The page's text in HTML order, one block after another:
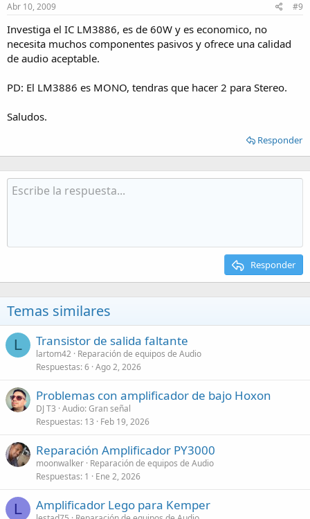
Abr 10, 2009 #9
Investiga el IC LM3886, es de 60W y es economico, no
necesita muchos componentes pasivos y ofrece una calidad
de audio aceptable.
PD: El LM3886 es MONO, tendras que hacer 2 para Stereo.
Saludos.
Responder
Responder
Temas similares
L Transistor de salida faltante
lartom42 Reparación de equipos de Audio
Respuestas 6 Ago 2, 2026
Problemas con amplificador de bajo Hoxon
DJ T3 Audio: Gran señal
Respuestas 13 Feb 19, 2026
Reparación Amplificador PY3000
moonwalker Reparación de equipos de Audio
Respuestas 1 Ene 2, 2026
L Amplificador Lego para Kemper